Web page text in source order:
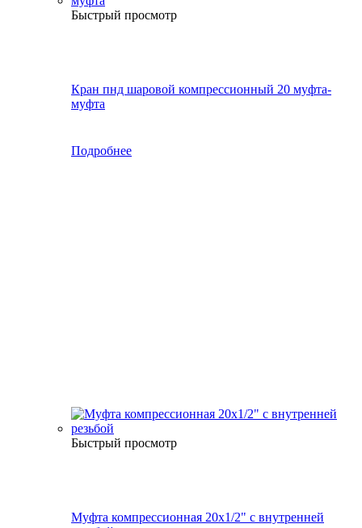
Быстрый просмотр
Кран пнд шаровой компрессионный 20 муфта-
муфта
Подробнее
Быстрый просмотр
Муфта компрессионная 20х1/2" с внутренней